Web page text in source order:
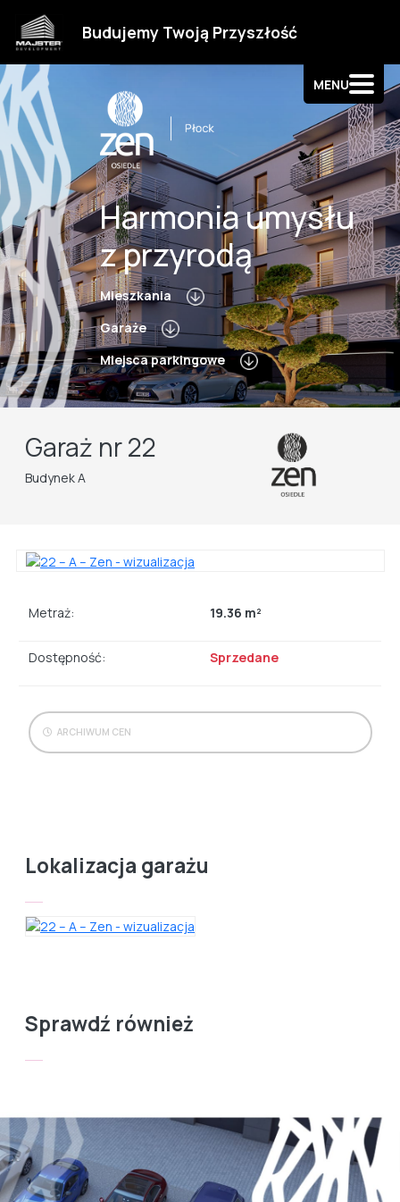
Budujemy Twoją Przyszłość
MENU
Kontakt
Harmonia umysłu
z przyrodą
Mieszkania
Garaże
Miejsca parkingowe
Garaż nr 22
Budynek A
Metraż: 19.36 m²
Dostępność: Sprzedane
ARCHIWUM CEN
Lokalizacja garażu
Sprawdź również